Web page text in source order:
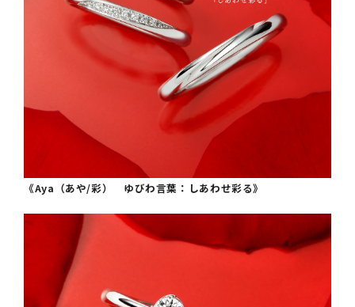
《Aya（あや/彩） ゆびわ言葉：しあわせ彩る》